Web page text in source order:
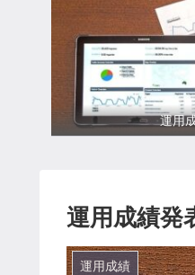
運用
運用成績発
運用成績